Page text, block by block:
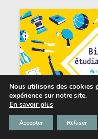
Les petits + du Chabada
Nous utilisons des cookies
expérience sur notre site.
En savoir plus
Accepter Refuser